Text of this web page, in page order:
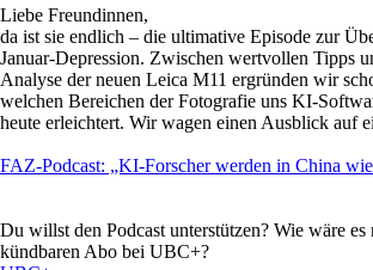
Liebe Freundinnen,
da ist sie endlich – die ultimative Episode zur
Januar-Depression. Zwischen wertvollen Tipps
Analyse der neuen Leica M11 ergründen wir
welchen Bereichen der Fotografie uns KI-
heute erleichtert. Wir wagen einen Ausblick auf
FAZ-Podcast: „KI-Forscher werden in China
Du willst den Podcast unterstützen? Wie wäre
kündbaren Abo bei UBC+?